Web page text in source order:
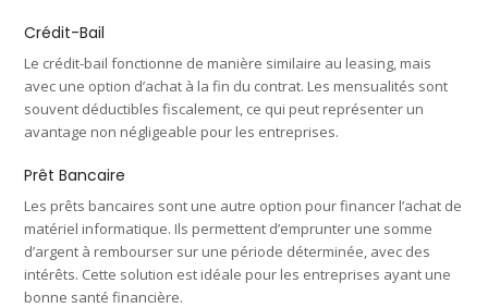
Crédit-Bail
Le crédit-bail fonctionne de manière similaire au leasing, mais
avec une option d’achat à la fin du contrat. Les mensualités sont
souvent déductibles fiscalement, ce qui peut représenter un
avantage non négligeable pour les entreprises.
Prêt Bancaire
Les prêts bancaires sont une autre option pour financer l’achat de
matériel informatique. Ils permettent d’emprunter une somme
d’argent à rembourser sur une période déterminée, avec des
intérêts. Cette solution est idéale pour les entreprises ayant une
bonne santé financière.